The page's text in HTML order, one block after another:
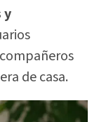
y
de casa.